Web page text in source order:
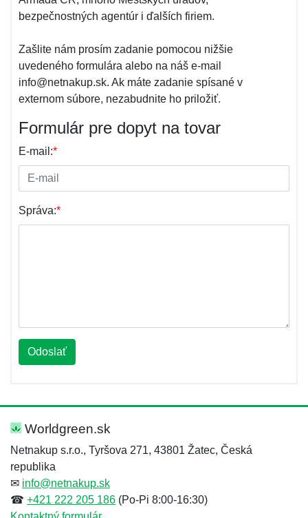
bezpečnostných agentúr i ďalších firiem.
Zašlite nám prosím zadanie pomocou nižšie
uvedeného formulára alebo na náš e-mail
info@netnakup.sk. Ak máte zadanie spísané v
externom súbore, nezabudnite ho priložiť.
Formulár pre dopyt na tovar
E-mail:*
Správa:*
Odoslať
Worldgreen.sk
Netnakup s.r.o., Tyršova 271, 43801 Žatec, Česká
republika
✉ info@netnakup.sk
☎ +421 222 205 186 (Po-Pi 8:00-16:30)